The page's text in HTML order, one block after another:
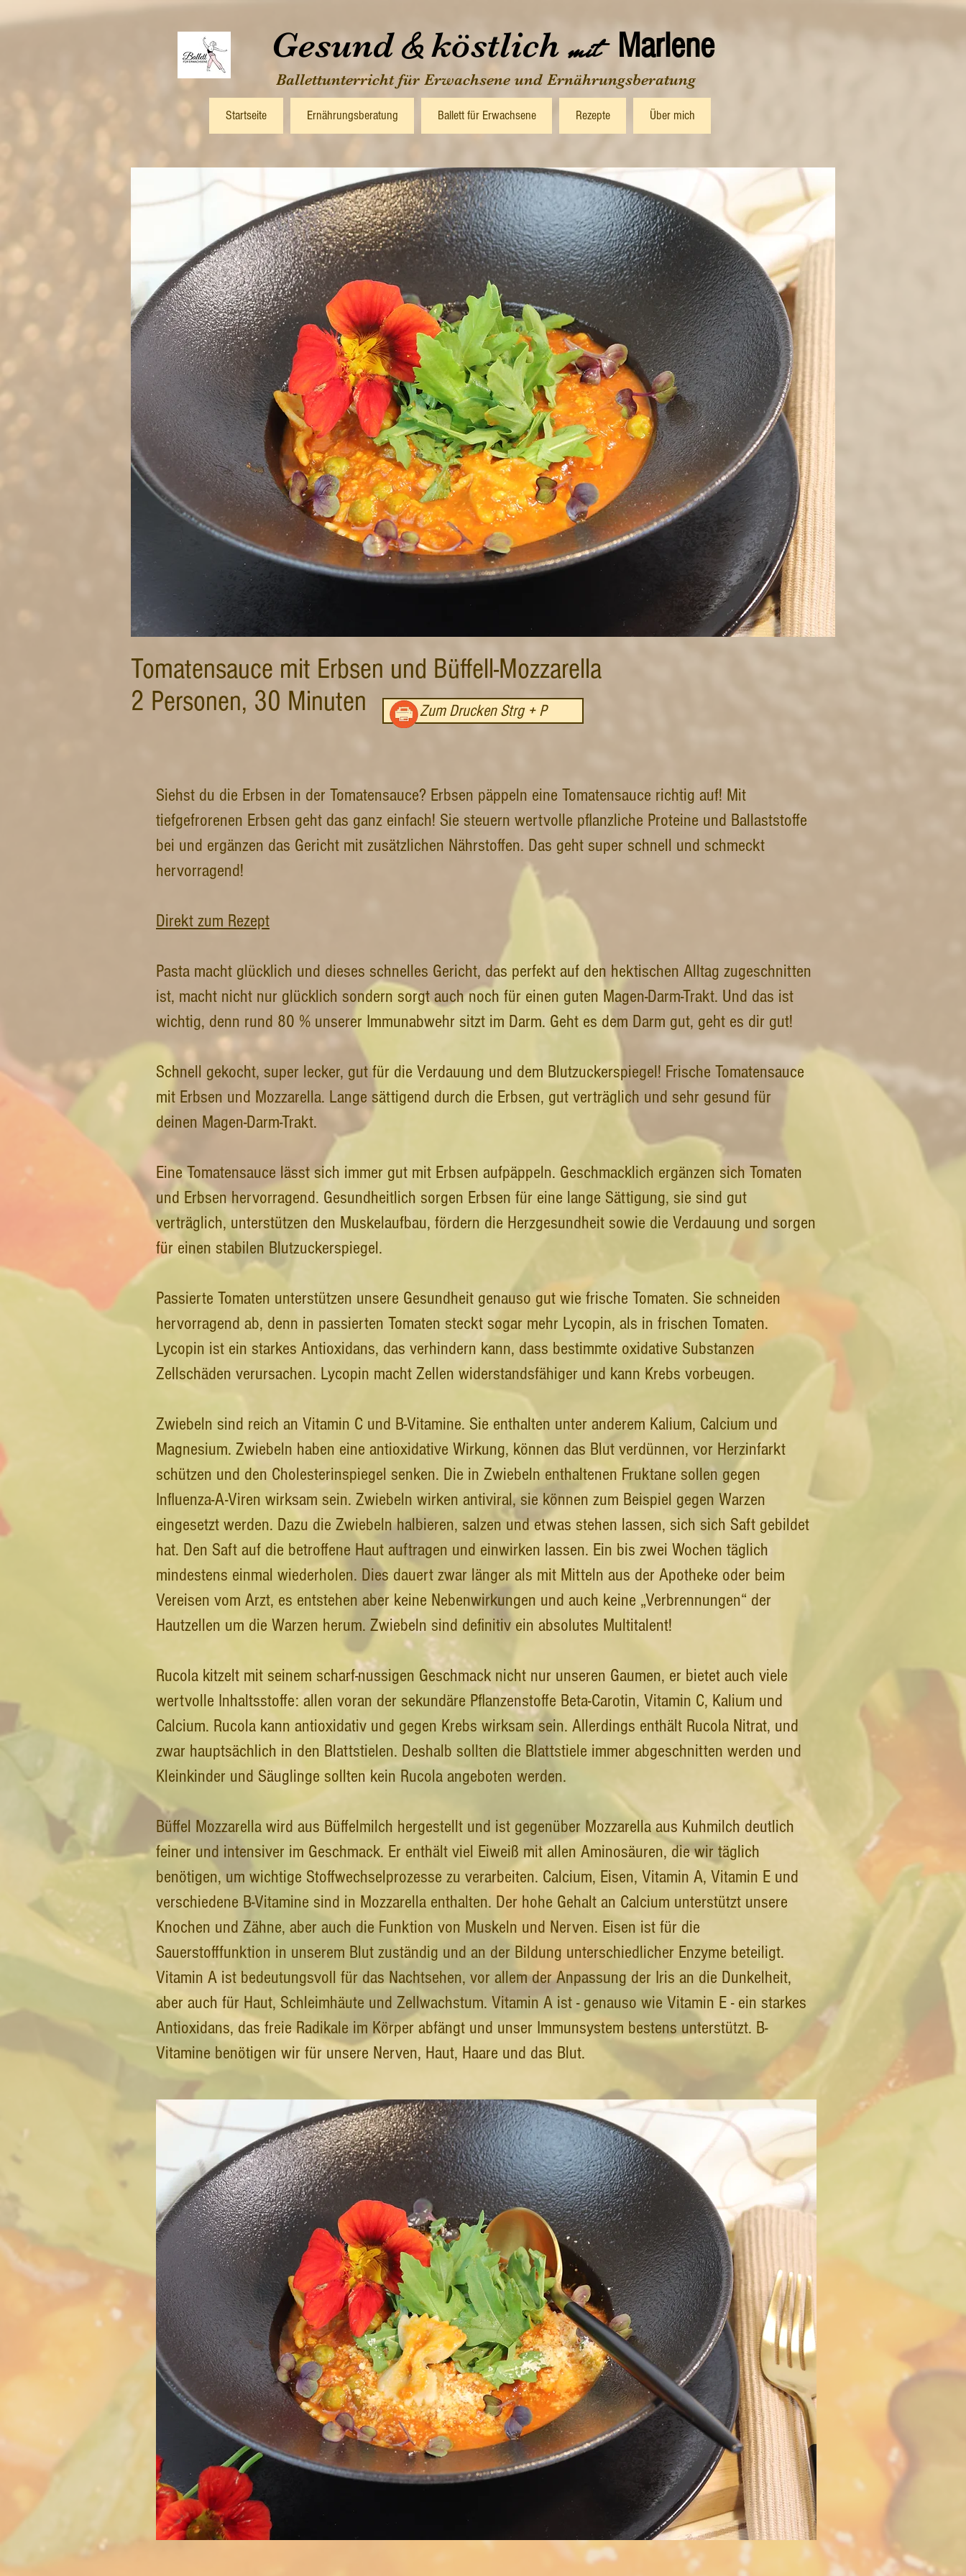
Gesund & köstlich mitMarlene
Ballettunterricht für Erwachsene und Ernährungsberatung
Startseite Ernährungsberatung Ballett für Erwachsene Rezepte Über mich
Tomatensauce mit Erbsen und Büffell-Mozzarella
2 Personen, 30 Minuten
Zum Drucken Strg + P
Siehst du die Erbsen in der Tomatensauce? Erbsen päppeln eine Tomatensauce richtig auf! Mit
tiefgefrorenen Erbsen geht das ganz einfach! Sie steuern wertvolle pflanzliche Proteine und Ballaststoffe
bei und ergänzen das Gericht mit zusätzlichen Nährstoffen. Das geht super schnell und schmeckt
hervorragend!
Direkt zum Rezept
Pasta macht glücklich und dieses schnelles Gericht, das perfekt auf den hektischen Alltag zugeschnitten
ist, macht nicht nur glücklich sondern sorgt auch noch für einen guten Magen-Darm-Trakt. Und das ist
wichtig, denn rund 80 % unserer Immunabwehr sitzt im Darm. Geht es dem Darm gut, geht es dir gut!
Schnell gekocht, super lecker, gut für die Verdauung und dem Blutzuckerspiegel! Frische Tomatensauce
mit Erbsen und Mozzarella. Lange sättigend durch die Erbsen, gut verträglich und sehr gesund für
deinen Magen-Darm-Trakt.
Eine Tomatensauce lässt sich immer gut mit Erbsen aufpäppeln. Geschmacklich ergänzen sich Tomaten
und Erbsen hervorragend. Gesundheitlich sorgen Erbsen für eine lange Sättigung, sie sind gut
verträglich, unterstützen den Muskelaufbau, fördern die Herzgesundheit sowie die Verdauung und sorgen
für einen stabilen Blutzuckerspiegel.
Passierte Tomaten unterstützen unsere Gesundheit genauso gut wie frische Tomaten. Sie schneiden
hervorragend ab, denn in passierten Tomaten steckt sogar mehr Lycopin, als in frischen Tomaten.
Lycopin ist ein starkes Antioxidans, das verhindern kann, dass bestimmte oxidative Substanzen
Zellschäden verursachen. Lycopin macht Zellen widerstandsfähiger und kann Krebs vorbeugen.
Zwiebeln sind reich an Vitamin C und B-Vitamine. Sie enthalten unter anderem Kalium, Calcium und
Magnesium. Zwiebeln haben eine antioxidative Wirkung, können das Blut verdünnen, vor Herzinfarkt
schützen und den Cholesterinspiegel senken. Die in Zwiebeln enthaltenen Fruktane sollen gegen
Influenza-A-Viren wirksam sein. Zwiebeln wirken antiviral, sie können zum Beispiel gegen Warzen
eingesetzt werden. Dazu die Zwiebeln halbieren, salzen und etwas stehen lassen, sich sich Saft gebildet
hat. Den Saft auf die betroffene Haut auftragen und einwirken lassen. Ein bis zwei Wochen täglich
mindestens einmal wiederholen. Dies dauert zwar länger als mit Mitteln aus der Apotheke oder beim
Vereisen vom Arzt, es entstehen aber keine Nebenwirkungen und auch keine „Verbrennungen“ der
Hautzellen um die Warzen herum. Zwiebeln sind definitiv ein absolutes Multitalent!
Rucola kitzelt mit seinem scharf-nussigen Geschmack nicht nur unseren Gaumen, er bietet auch viele
wertvolle Inhaltsstoffe: allen voran der sekundäre Pflanzenstoffe Beta-Carotin, Vitamin C, Kalium und
Calcium. Rucola kann antioxidativ und gegen Krebs wirksam sein. Allerdings enthält Rucola Nitrat, und
zwar hauptsächlich in den Blattstielen. Deshalb sollten die Blattstiele immer abgeschnitten werden und
Kleinkinder und Säuglinge sollten kein Rucola angeboten werden.
Büffel Mozzarella wird aus Büffelmilch hergestellt und ist gegenüber Mozzarella aus Kuhmilch deutlich
feiner und intensiver im Geschmack. Er enthält viel Eiweiß mit allen Aminosäuren, die wir täglich
benötigen, um wichtige Stoffwechselprozesse zu verarbeiten. Calcium, Eisen, Vitamin A, Vitamin E und
verschiedene B-Vitamine sind in Mozzarella enthalten. Der hohe Gehalt an Calcium unterstützt unsere
Knochen und Zähne, aber auch die Funktion von Muskeln und Nerven. Eisen ist für die
Sauerstofffunktion in unserem Blut zuständig und an der Bildung unterschiedlicher Enzyme beteiligt.
Vitamin A ist bedeutungsvoll für das Nachtsehen, vor allem der Anpassung der Iris an die Dunkelheit,
aber auch für Haut, Schleimhäute und Zellwachstum. Vitamin A ist - genauso wie Vitamin E - ein starkes
Antioxidans, das freie Radikale im Körper abfängt und unser Immunsystem bestens unterstützt. B-
Vitamine benötigen wir für unsere Nerven, Haut, Haare und das Blut.